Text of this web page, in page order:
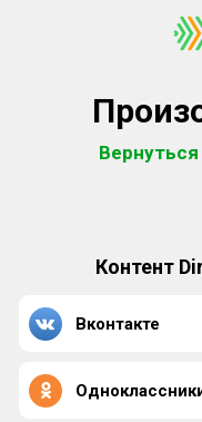
Контент
Вконтакте